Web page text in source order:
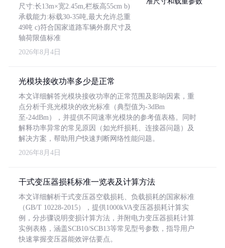
尺寸:长13m×宽2.45m,栏板高55cm b)
承载能力:标载30-35吨,最大允许总重
49吨 c)符合国家道路车辆外廓尺寸及
轴荷限值标准
2026年8月4日
光模块接收功率多少是正常
本文详细解答光模块接收功率的正常范围及影响因素，重
点分析千兆光模块的收光标准（典型值为-3dBm
至-24dBm），并提供不同速率光模块的参考值表格。同时
解释功率异常的常见原因（如光纤损耗、连接器问题）及
解决方案，帮助用户快速判断网络性能问题。
2026年8月4日
干式变压器损耗标准一览表及计算方法
本文详细解析干式变压器空载损耗、负载损耗的国家标准
（GB/T 10228-2015），提供1000kVA变压器损耗计算实
例，分步骤说明变损计算方法，并附电力变压器损耗计算
实例表格，涵盖SCB10/SCB13等常见型号参数，指导用户
快速掌握变压器能效评估要点。